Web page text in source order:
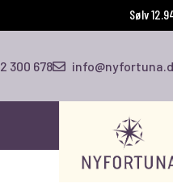
Sølv
300 678